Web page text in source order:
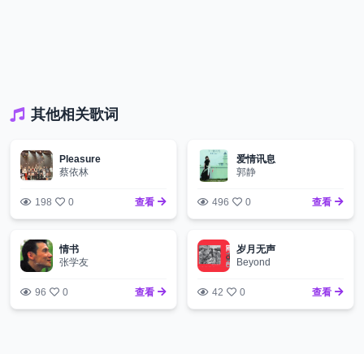
其他相关歌词
Pleasure
蔡依林
198 0 查看
爱情讯息
郭静
496 0 查看
情书
张学友
96 0 查看
岁月无声
Beyond
42 0 查看